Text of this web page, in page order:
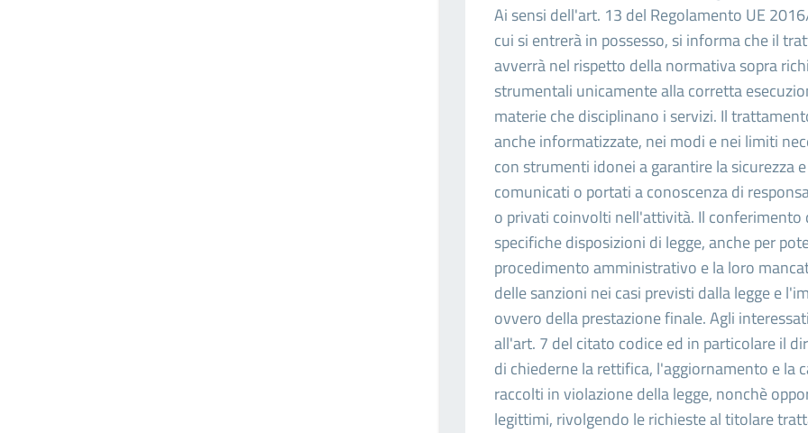
Ai sensi dell'art. 13 del Regolamento UE
cui si entrerà in possesso, si informa che il
avverrà nel rispetto della normativa sopra
strumentali unicamente alla corretta
materie che disciplinano i servizi. Il
anche informatizzate, nei modi e nei limiti
con strumenti idonei a garantire la sicurezza
comunicati o portati a conoscenza di
o privati coinvolti nell'attività. Il conferimento
specifiche disposizioni di legge, anche per
procedimento amministrativo e la loro
delle sanzioni nei casi previsti dalla legge e
ovvero della prestazione finale. Agli
all'art. 7 del citato codice ed in particolare il
di chiederne la rettifica, l'aggiornamento e la
raccolti in violazione della legge, nonchè
legittimi, rivolgendo le richieste al titolare